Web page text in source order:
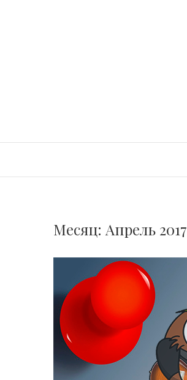
Месяц: Апрель 2017